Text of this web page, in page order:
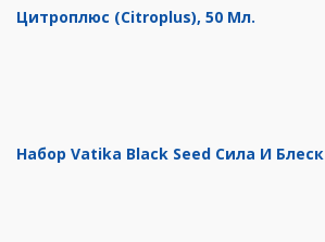
Цитроплюс (Citroplus), 50 Мл.
Набор Vatika Black Seed Сила И Блеск